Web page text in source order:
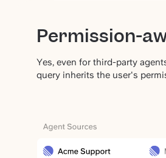
Permission-
Yes, even for third-party
query inherits the user's